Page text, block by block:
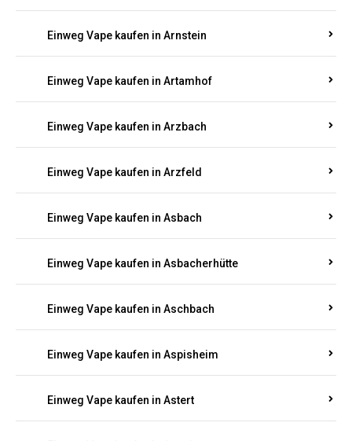
Einweg Vape kaufen in Arnstein
Einweg Vape kaufen in Artamhof
Einweg Vape kaufen in Arzbach
Einweg Vape kaufen in Arzfeld
Einweg Vape kaufen in Asbach
Einweg Vape kaufen in Asbacherhütte
Einweg Vape kaufen in Aschbach
Einweg Vape kaufen in Aspisheim
Einweg Vape kaufen in Astert